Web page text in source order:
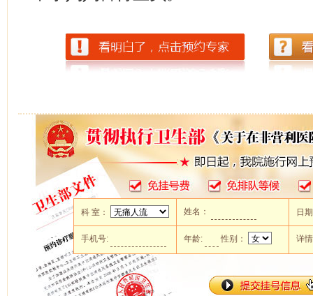
科 室： 姓名： 日
手机号: 年龄: 性别： 详